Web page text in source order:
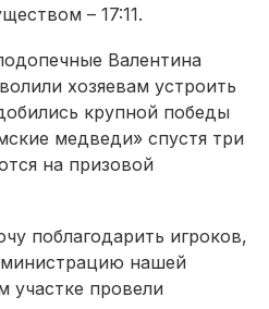
– 17:11.
Валентина
хозяевам устроить
крупной победы
медведи» спустя три
на призовой
поблагодарить игроков,
нашей
участке провели